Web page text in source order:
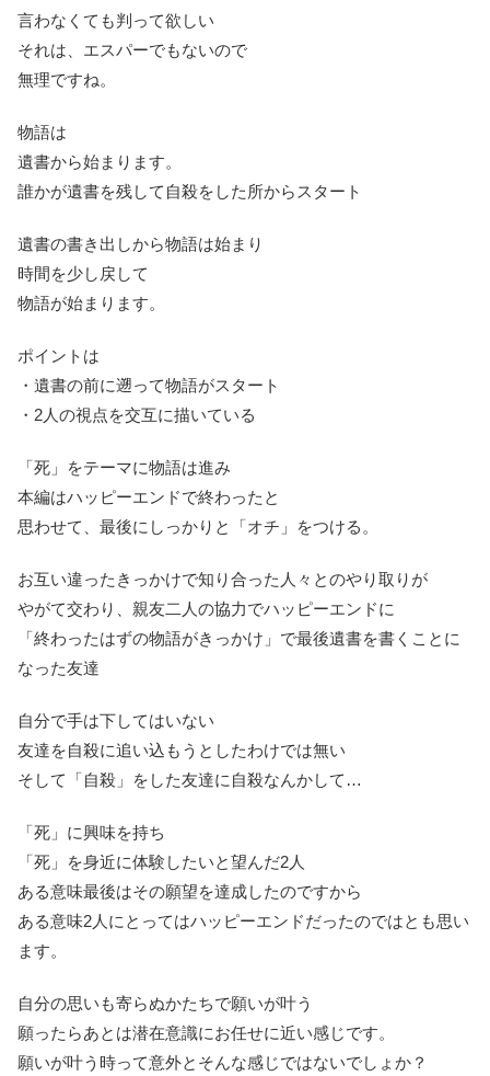
言わなくても判って欲しい
それは、エスパーでもないので
無理ですね。
物語は
遺書から始まります。
誰かが遺書を残して自殺をした所からスタート
遺書の書き出しから物語は始まり
時間を少し戻して
物語が始まります。
ポイントは
・遺書の前に遡って物語がスタート
・2人の視点を交互に描いている
「死」をテーマに物語は進み
本編はハッピーエンドで終わったと
思わせて、最後にしっかりと「オチ」をつける。
お互い違ったきっかけで知り合った人々とのやり取りが
やがて交わり、親友二人の協力でハッピーエンドに
「終わったはずの物語がきっかけ」で最後遺書を書くことに
なった友達
自分で手は下してはいない
友達を自殺に追い込もうとしたわけでは無い
そして「自殺」をした友達に自殺なんかして…
「死」に興味を持ち
「死」を身近に体験したいと望んだ2人
ある意味最後はその願望を達成したのですから
ある意味2人にとってはハッピーエンドだったのではとも思い
ます。
自分の思いも寄らぬかたちで願いが叶う
願ったらあとは潜在意識にお任せに近い感じです。
願いが叶う時って意外とそんな感じではないでしょか？